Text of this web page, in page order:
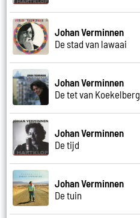
Johan Verminnen
De stad van lawaai
Johan Verminnen
De tet van Koekelberg
Johan Verminnen
De tijd
Johan Verminnen
De tuin